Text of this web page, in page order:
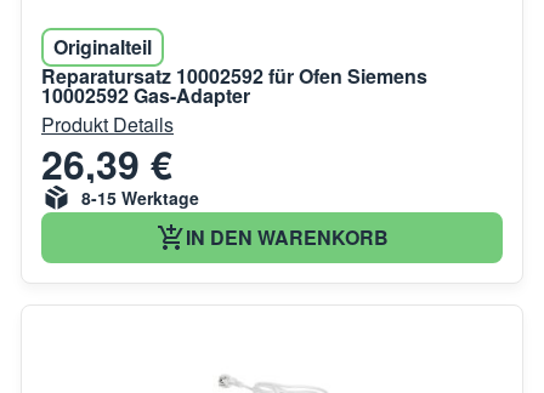
Originalteil
Reparatursatz 10002592 für Ofen Siemens
10002592 Gas-Adapter
Produkt Details
26,39 €
8-15 Werktage
IN DEN WARENKORB